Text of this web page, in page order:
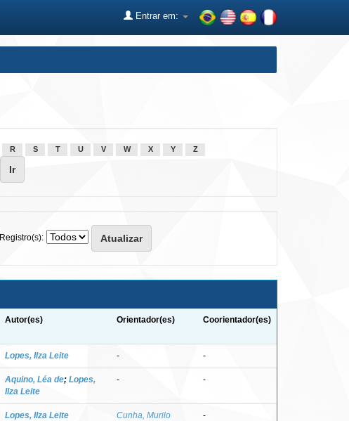
Entrar em:
R S T U V W X Y Z
Registro(s):
Autor(es) Orientador(es) Coorientador(es)
Lopes, Ilza Leite - -
Aquino, Léa de; Lopes,
Ilza Leite
- -
Lopes, Ilza Leite
Cunha, Murilo
-